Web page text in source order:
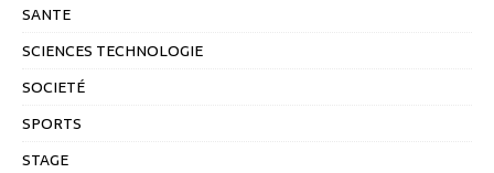
SANTE
SCIENCES TECHNOLOGIE
SOCIETÉ
SPORTS
STAGE